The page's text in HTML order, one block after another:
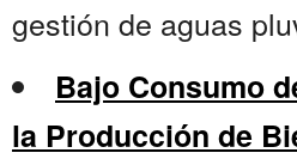
gestión de aguas
Bajo Consumo
la Producción de